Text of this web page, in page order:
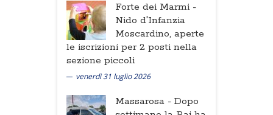
Forte dei Marmi -
Nido d'Infanzia
Moscardino, aperte
le iscrizioni per 2 posti nella
sezione piccoli
venerdì 31 luglio 2026
Massarosa - Dopo